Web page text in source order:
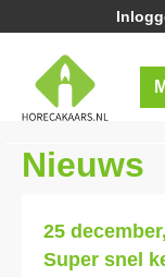
Nieuws
25
Super snel